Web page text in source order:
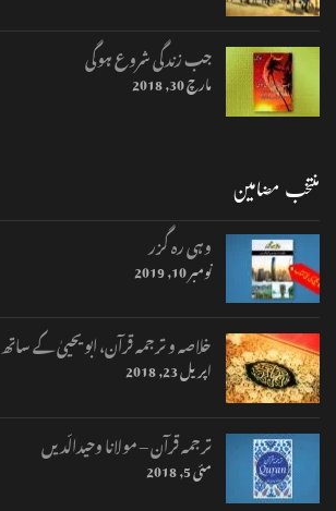
جب زندگی شروع ہوگی
مارچ 30, 2018
منتخب مضامین
وہی رہ گزر
نومبر 10, 2019
خلاصہ و ترجمہ قرآن، ابو یحییٰ کے ساتھ
اپریل 23, 2018
ترجمہ قرآن – مولانا وحیدالّدیں
مئی 5, 2018